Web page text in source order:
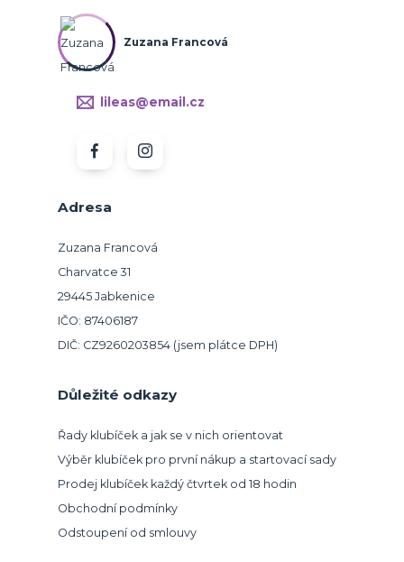
Adresa
Zuzana Francová
Charvatce 31
29445 Jabkenice
IČO: 87406187
DIČ: CZ9260203854 (jsem plátce DPH)
Důležité odkazy
Řady klubíček a jak se v nich orientovat
Výběr klubíček pro první nákup a startovací sady
Prodej klubíček každý čtvrtek od 18 hodin
Obchodní podmínky
Odstoupení od smlouvy
Zuzana Francová
lileas@email.cz